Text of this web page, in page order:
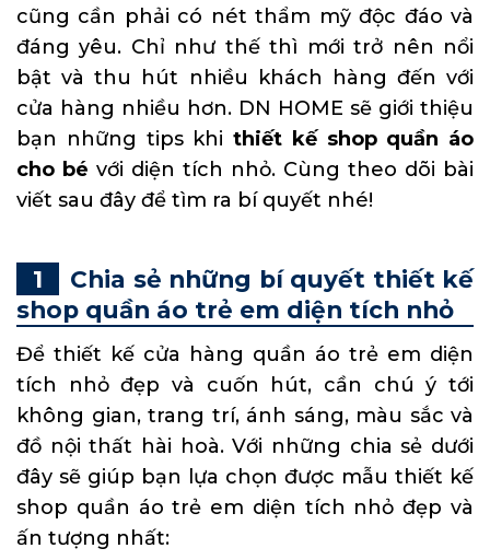
cũng cần phải có nét thẩm mỹ độc đáo và
đáng yêu. Chỉ như thế thì mới trở nên nổi
bật và thu hút nhiều khách hàng đến với
cửa hàng nhiều hơn. DN HOME sẽ giới thiệu
bạn những tips khi thiết kế shop quần áo
cho bé với diện tích nhỏ. Cùng theo dõi bài
viết sau đây để tìm ra bí quyết nhé!
Chia sẻ những bí quyết thiết kế
shop quần áo trẻ em diện tích nhỏ
Để thiết kế cửa hàng quần áo trẻ em diện
tích nhỏ đẹp và cuốn hút, cần chú ý tới
không gian, trang trí, ánh sáng, màu sắc và
đồ nội thất hài hoà. Với những chia sẻ dưới
đây sẽ giúp bạn lựa chọn được mẫu thiết kế
shop quần áo trẻ em diện tích nhỏ đẹp và
ấn tượng nhất: